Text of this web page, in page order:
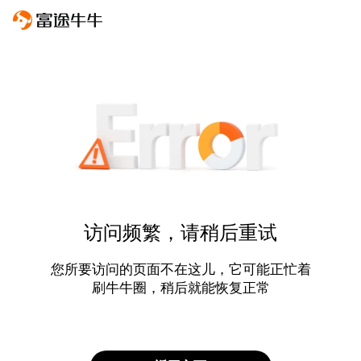
访问频繁，请稍后重试
您所要访问的页面不在这儿，它可能正忙着
刷牛牛圈，稍后就能恢复正常